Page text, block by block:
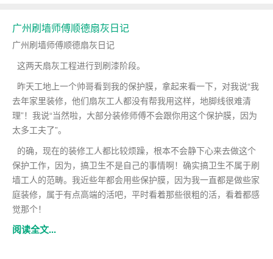
广州刷墙师傅顺德扇灰日记
广州刷墙师傅顺德扇灰日记
这两天扇灰工程进行到刷漆阶段。
昨天工地上一个帅哥看到我的保护膜，拿起来看一下，对我说“我
去年家里装修，他们扇灰工人都没有帮我用这样，地脚线很难清
理”！我说“当然啦，大部分装修师傅不会跟你用这个保护膜，因为
太多工夫了”。
的确，现在的装修工人都比较烦躁，根本不会静下心来去做这个
保护工作，因为，搞卫生不是自己的事情啊！确实搞卫生不属于刷
墙工人的范畴。我近些年都会用些保护膜，因为我一直都是做些家
庭装修，属于有点高端的活吧，平时看着那些很粗的活，看着都感
觉那个！
阅读全文...